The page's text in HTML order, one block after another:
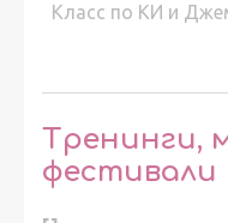
Класс по КИ и
Тренинги,
фестивали